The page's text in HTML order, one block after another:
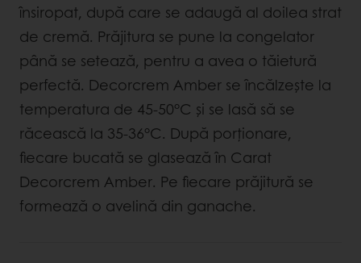
însiropat, după care se adaugă al doilea strat
de cremă. Prăjitura se pune la congelator
până se setează, pentru a avea o tăietură
perfectă. Decorcrem Amber se încălzește la
temperatura de 45-50°C și se lasă să se
răcească la 35-36°C. După porționare,
fiecare bucată se glasează în Carat
Decorcrem Amber. Pe fiecare prăjitură se
formează o avelină din ganache.